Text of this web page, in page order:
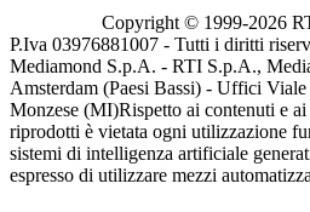
Copyright © 1999-2026
P.Iva 03976881007 - Tutti i diritti
Mediamond S.p.A. - RTI S.p.A.,
Amsterdam (Paesi Bassi) - Uffici
Monzese (MI)Rispetto ai contenuti e
riprodotti è vietata ogni utilizzazione
sistemi di intelligenza artificiale
espresso di utilizzare mezzi